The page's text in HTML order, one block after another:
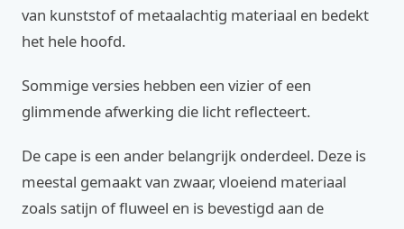
van kunststof of metaalachtig materiaal en bedekt
het hele hoofd.
Sommige versies hebben een vizier of een
glimmende afwerking die licht reflecteert.
De cape is een ander belangrijk onderdeel. Deze is
meestal gemaakt van zwaar, vloeiend materiaal
zoals satijn of fluweel en is bevestigd aan de